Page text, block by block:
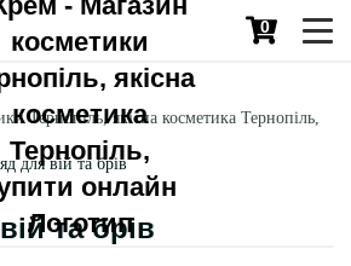
0
Тернопіль, якісна косметика Тернопіль,
для вій та брів
та брів